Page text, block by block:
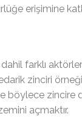
erişimine
farklı
zinciri
zincire
açmaktır.